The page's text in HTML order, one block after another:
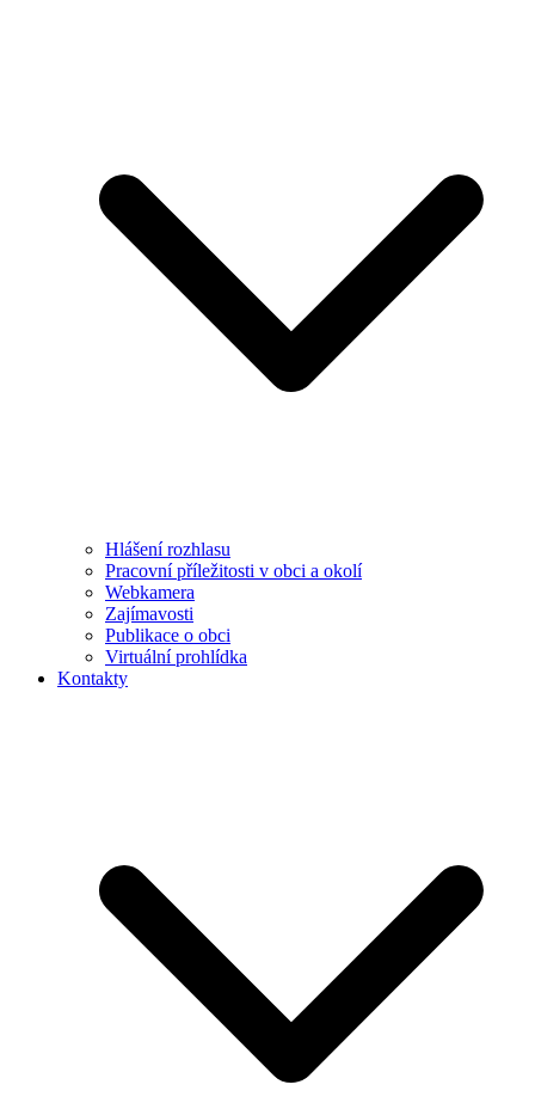
Hlášení rozhlasu
Pracovní příležitosti v obci a okolí
Webkamera
Zajímavosti
Publikace o obci
Virtuální prohlídka
Kontakty